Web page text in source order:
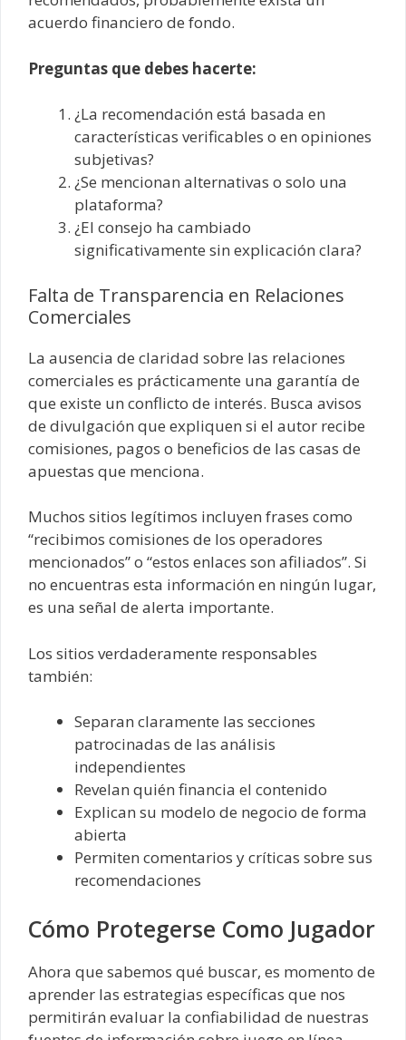
acuerdo financiero de fondo.
Preguntas que debes hacerte:
¿La recomendación está basada en
características verificables o en opiniones
subjetivas?
¿Se mencionan alternativas o solo una
plataforma?
¿El consejo ha cambiado
significativamente sin explicación clara?
Falta de Transparencia en Relaciones
Comerciales
La ausencia de claridad sobre las relaciones
comerciales es prácticamente una garantía de
que existe un conflicto de interés. Busca avisos
de divulgación que expliquen si el autor recibe
comisiones, pagos o beneficios de las casas de
apuestas que menciona.
Muchos sitios legítimos incluyen frases como
“recibimos comisiones de los operadores
mencionados” o “estos enlaces son afiliados”. Si
no encuentras esta información en ningún lugar,
es una señal de alerta importante.
Los sitios verdaderamente responsables
también:
Separan claramente las secciones
patrocinadas de las análisis
independientes
Revelan quién financia el contenido
Explican su modelo de negocio de forma
abierta
Permiten comentarios y críticas sobre sus
recomendaciones
Cómo Protegerse Como Jugador
Ahora que sabemos qué buscar, es momento de
aprender las estrategias específicas que nos
permitirán evaluar la confiabilidad de nuestras